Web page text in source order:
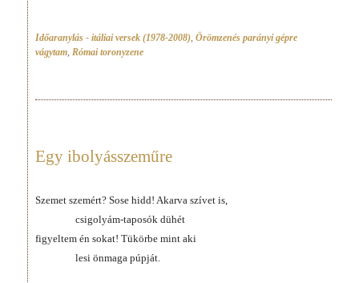
Időaranylás - itáliai versek (1978-2008), Örömzenés parányi gépre
vágytam, Római toronyzene
Egy ibolyásszeműre
Szemet szemért? Sose hidd! Akarva szívet is,
csigolyám-taposók dühét
figyeltem én sokat! Tükörbe mint aki
lesi önmaga púpját.